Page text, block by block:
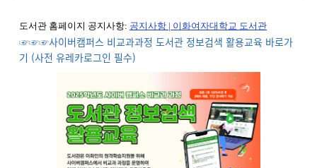
도서관 홈페이지 공지사항: 공지사항 | 이화여자대학교 도서관
☞☞☞사이버캠퍼스 비교과과정 도서관 정보검색 활용교육 바로가
기 (사전 유레카로그인 필수)